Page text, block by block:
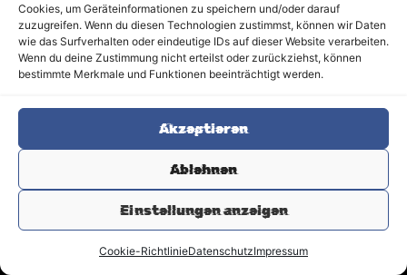
Cookies, um Geräteinformationen zu speichern und/oder darauf
zuzugreifen. Wenn du diesen Technologien zustimmst, können wir Daten
wie das Surfverhalten oder eindeutige IDs auf dieser Website verarbeiten.
Wenn du deine Zustimmung nicht erteilst oder zurückziehst, können
bestimmte Merkmale und Funktionen beeinträchtigt werden.
Akzeptieren
Ablehnen
Einstellungen anzeigen
Cookie-RichtlinieDatenschutzImpressum
Copyright © 2026 LaserPlaza® – Offizielle Website | Lasertag
Linden bei Gießen